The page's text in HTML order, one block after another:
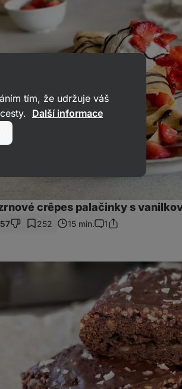
crêpes palačinky s
57 252 15 min.
Komentáře
1Sdílet
tím, že udržuje váš
Další informace